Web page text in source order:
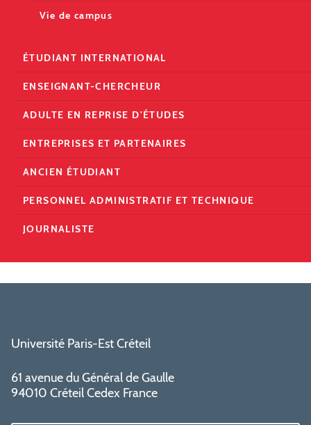
Vie de campus
ÉTUDIANT INTERNATIONAL
ENSEIGNANT-CHERCHEUR
ADULTE EN REPRISE D'ÉTUDES
ENTREPRISES ET PARTENAIRES
ANCIEN ÉTUDIANT
PERSONNEL ADMINISTRATIF ET TECHNIQUE
JOURNALISTE
Université Paris-Est Créteil
61 avenue du Général de Gaulle
94010 Créteil Cedex France